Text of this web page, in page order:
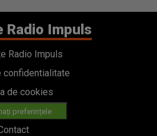
Radio Impuls
Radio Impuls
confidentialitate
de cookies
preferințele